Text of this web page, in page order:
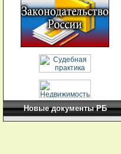
Новые документы РБ